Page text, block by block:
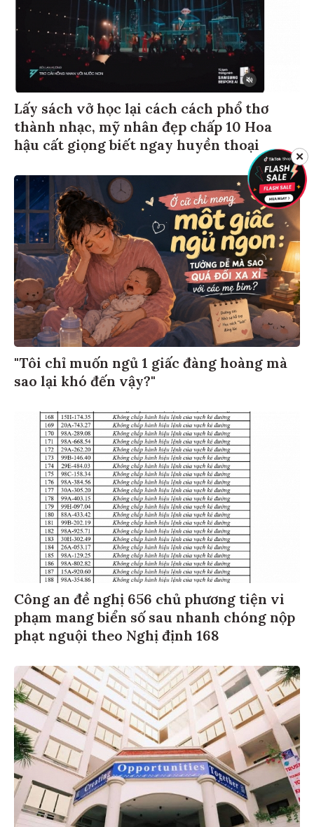
Lấy sách vở học lại cách cách phổ thơ
thành nhạc, mỹ nhân đẹp chấp 10 Hoa
hậu cất giọng biết ngay huyền thoại
"Tôi chỉ muốn ngủ 1 giấc đàng hoàng mà
sao lại khó đến vậy?"
Công an đề nghị 656 chủ phương tiện vi
phạm mang biển số sau nhanh chóng nộp
phạt nguội theo Nghị định 168
✕